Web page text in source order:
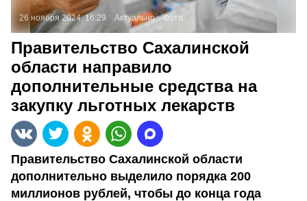
26 ноября 2024, 16:29 Актуально Фото:
Правительство Сахалинской
области направило
дополнительные средства на
закупку льготных лекарств
Правительство Сахалинской области
дополнительно выделило порядка 200
миллионов рублей, чтобы до конца года